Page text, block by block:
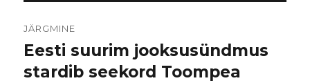
JÄRGMINE
Järgmine
postitus:
Eesti suurim jooksusündmus
stardib seekord Toompea